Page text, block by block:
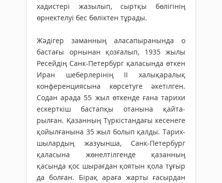
хадистері жазылып, сыртқы бөлігінің
өрнектелуі бес бөліктен тұрады.
Жәдігер заманның аласапыранында о
бастағы орнынан қозғалып, 1935 жылы
Ресейдің Санк-Петербург қаласында өткен
Иран шеберлерінің ІІ халықаралық
конференциясына көрсетуге әкетілген.
Содан арада 55 жыл өткенде ғана тарихи
ес­керт­кіш бастапқы отанына қайта­
рылған. Қазан­ның Түр­кіс­тандағы кесенеге
қойылғанына 35 жыл болып қалды. Тарих­
шы­лардың жазуынша, Санк-Петербург
қаласына жөнелтілгенде қазанның
қасында қос шырағдан қоятын қола тұғыр
да болған. Бірақ араға жарты ғасырдан